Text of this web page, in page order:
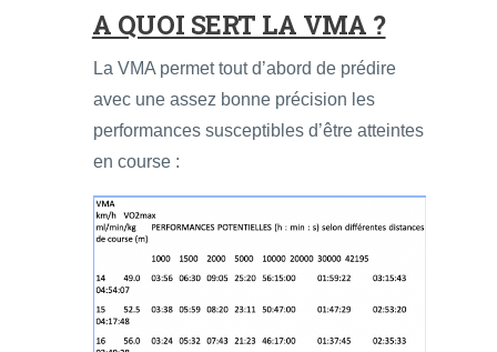
A QUOI SERT LA VMA ?
La VMA permet tout d’abord de prédire
avec une assez bonne précision les
performances susceptibles d’être atteintes
en course :